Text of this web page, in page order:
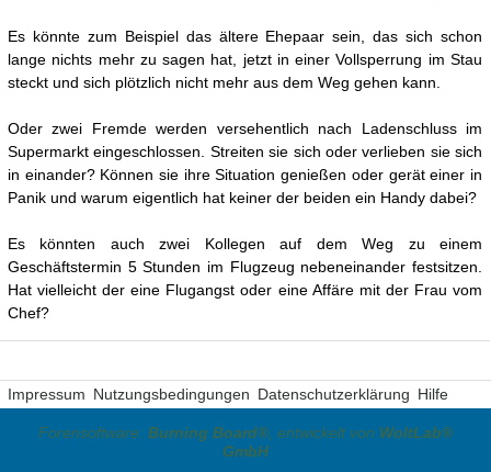
Es könnte zum Beispiel das ältere Ehepaar sein, das sich schon
lange nichts mehr zu sagen hat, jetzt in einer Vollsperrung im Stau
steckt und sich plötzlich nicht mehr aus dem Weg gehen kann.
Oder zwei Fremde werden versehentlich nach Ladenschluss im
Supermarkt eingeschlossen. Streiten sie sich oder verlieben sie sich
in einander? Können sie ihre Situation genießen oder gerät einer in
Panik und warum eigentlich hat keiner der beiden ein Handy dabei?
Es könnten auch zwei Kollegen auf dem Weg zu einem
Geschäftstermin 5 Stunden im Flugzeug nebeneinander festsitzen.
Hat vielleicht der eine Flugangst oder eine Affäre mit der Frau vom
Chef?
Impressum Nutzungsbedingungen Datenschutzerklärung Hilfe
Forensoftware: Burning Board® , entwickelt von WoltLab®
GmbH